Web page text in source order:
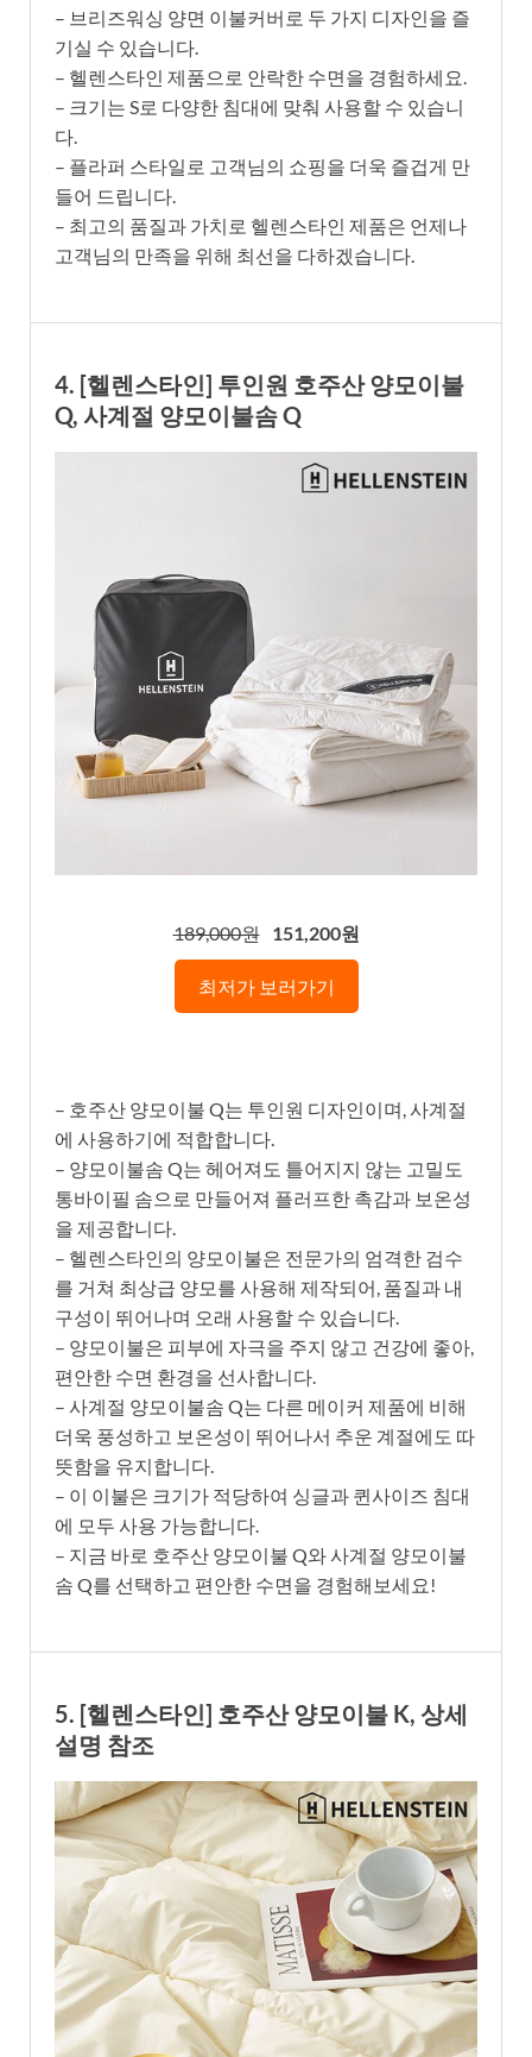
– 브리즈워싱 양면 이불커버로 두 가지 디자인을 즐
기실 수 있습니다.
– 헬렌스타인 제품으로 안락한 수면을 경험하세요.
– 크기는 S로 다양한 침대에 맞춰 사용할 수 있습니
다.
– 플라퍼 스타일로 고객님의 쇼핑을 더욱 즐겁게 만
들어 드립니다.
– 최고의 품질과 가치로 헬렌스타인 제품은 언제나
고객님의 만족을 위해 최선을 다하겠습니다.
4. [헬렌스타인] 투인원 호주산 양모이불
Q, 사계절 양모이불솜 Q
189,000원 151,200원
최저가 보러가기
– 호주산 양모이불 Q는 투인원 디자인이며, 사계절
에 사용하기에 적합합니다.
– 양모이불솜 Q는 헤어져도 틀어지지 않는 고밀도
통바이필 솜으로 만들어져 플러프한 촉감과 보온성
을 제공합니다.
– 헬렌스타인의 양모이불은 전문가의 엄격한 검수
를 거쳐 최상급 양모를 사용해 제작되어, 품질과 내
구성이 뛰어나며 오래 사용할 수 있습니다.
– 양모이불은 피부에 자극을 주지 않고 건강에 좋아,
편안한 수면 환경을 선사합니다.
– 사계절 양모이불솜 Q는 다른 메이커 제품에 비해
더욱 풍성하고 보온성이 뛰어나서 추운 계절에도 따
뜻함을 유지합니다.
– 이 이불은 크기가 적당하여 싱글과 퀸사이즈 침대
에 모두 사용 가능합니다.
– 지금 바로 호주산 양모이불 Q와 사계절 양모이불
솜 Q를 선택하고 편안한 수면을 경험해보세요!
5. [헬렌스타인] 호주산 양모이불 K, 상세
설명 참조